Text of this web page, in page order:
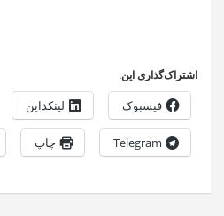
اشتراک‌گذاری این:
فیسبوک لینکداین
Telegram چاپ